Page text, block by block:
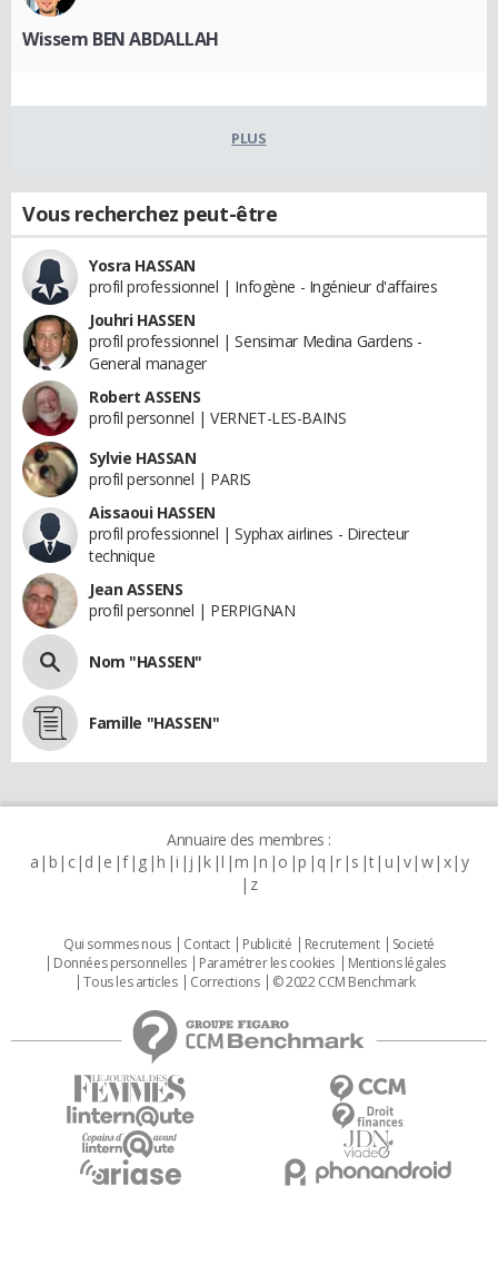
Wissem BEN ABDALLAH
PLUS
Vous recherchez peut-être
Yosra HASSAN
profil professionnel | Infogène - Ingénieur d'affaires
Jouhri HASSEN
profil professionnel | Sensimar Medina Gardens -
General manager
Robert ASSENS
profil personnel | VERNET-LES-BAINS
Sylvie HASSAN
profil personnel | PARIS
Aissaoui HASSEN
profil professionnel | Syphax airlines - Directeur
technique
Jean ASSENS
profil personnel | PERPIGNAN
Nom "HASSEN"
Famille "HASSEN"
Annuaire des membres :
a b c d e f g h i j k l m n o p q r s t u v w x y
z
Qui sommes nous Contact Publicité Recrutement
Societé
Données personnelles
Paramétrer les cookies
Mentions légales
Tous les articles
Corrections © 2022 CCM Benchmark